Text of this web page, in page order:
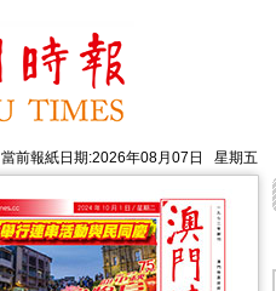
當前報紙日期:2026年08月07日 星期五